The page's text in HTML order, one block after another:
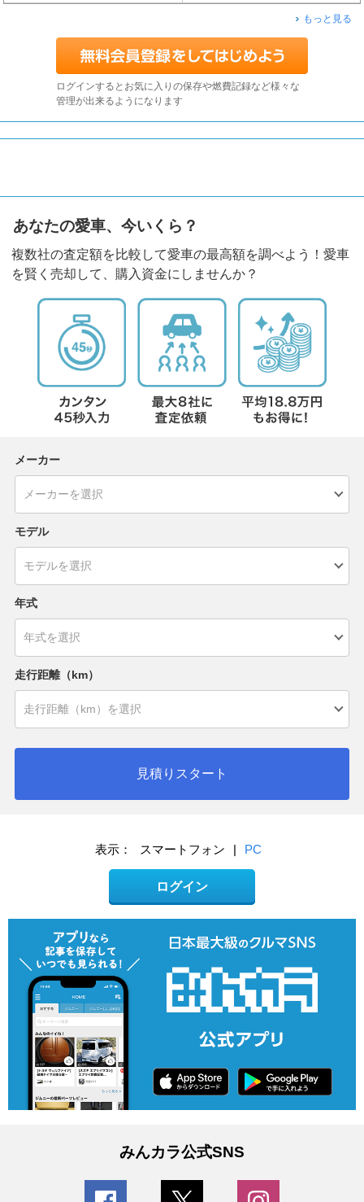
もっと見る
ログインするとお気に入りの保存や燃費記録など様々な
管理が出来るようになります
あなたの愛車、今いくら？
複数社の査定額を比較して愛車の最高額を調べよう！愛車
を賢く売却して、購入資金にしませんか？
メーカー
モデル
年式
走行距離（km）
見積りスタート
表示： スマートフォン | PC
ログイン
みんカラ公式SNS